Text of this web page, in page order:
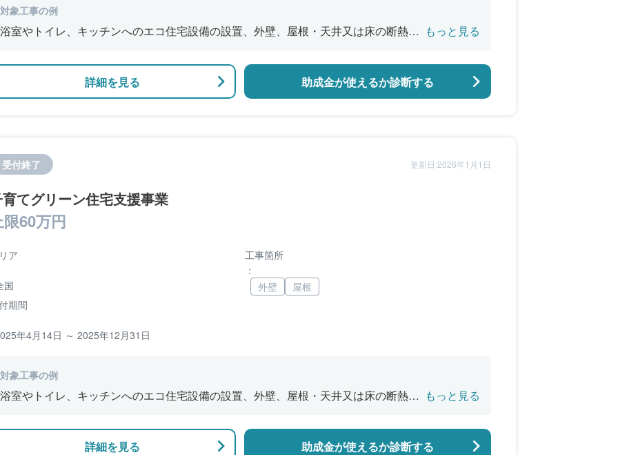
対象工事の例
浴室やトイレ、キッチンへのエコ住宅設備の設置、外壁、屋根・天井又は床の断熱改 もっと見る
詳細を見る 助成金が使えるか診断する
受付終了 更新日:2026年1月1日
てグリーン住宅支援事業
60万円
ア
国
期間
年4月14日 ～ 2025年12月31日
工事箇所
：
外壁
屋根
対象工事の例
浴室やトイレ、キッチンへのエコ住宅設備の設置、外壁、屋根・天井又は床の断熱改 もっと見る
詳細を見る 助成金が使えるか診断する